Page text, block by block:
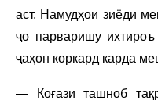
аст. Намудҳои зиёди
ҷо парваришу
ҷаҳон коркард карда
— Коғази ташноб